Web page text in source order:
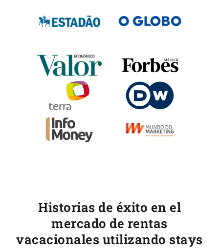
Historias de éxito en el
mercado de rentas
vacacionales utilizando stays